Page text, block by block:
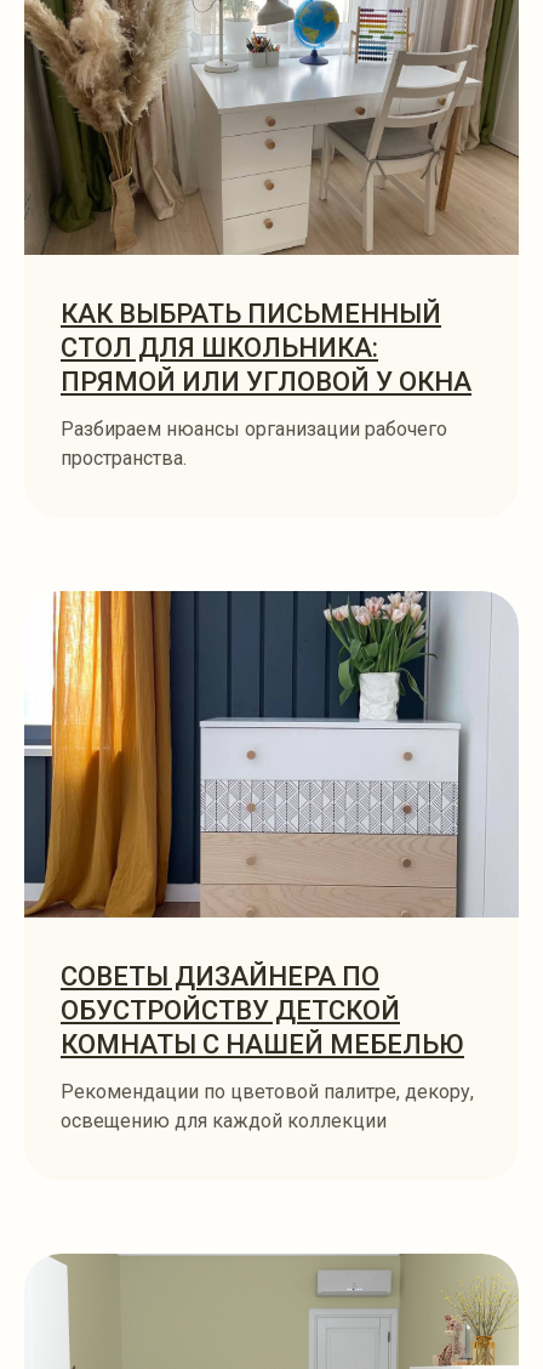
КАК ВЫБРАТЬ ПИСЬМЕННЫЙ
СТОЛ ДЛЯ ШКОЛЬНИКА:
ПРЯМОЙ ИЛИ УГЛОВОЙ У ОКНА
Разбираем нюансы организации рабочего
пространства.
СОВЕТЫ ДИЗАЙНЕРА ПО
ОБУСТРОЙСТВУ ДЕТСКОЙ
КОМНАТЫ С НАШЕЙ МЕБЕЛЬЮ
Рекомендации по цветовой палитре, декору,
освещению для каждой коллекции